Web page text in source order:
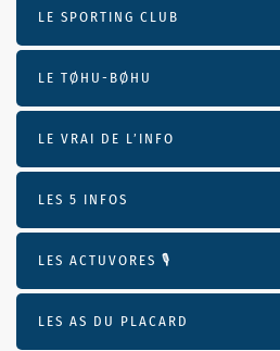
LE SPORTING CLUB
LE TØHU-BØHU
LE VRAI DE L’INFO
LES 5 INFOS
LES ACTUVORES 🎙
LES AS DU PLACARD